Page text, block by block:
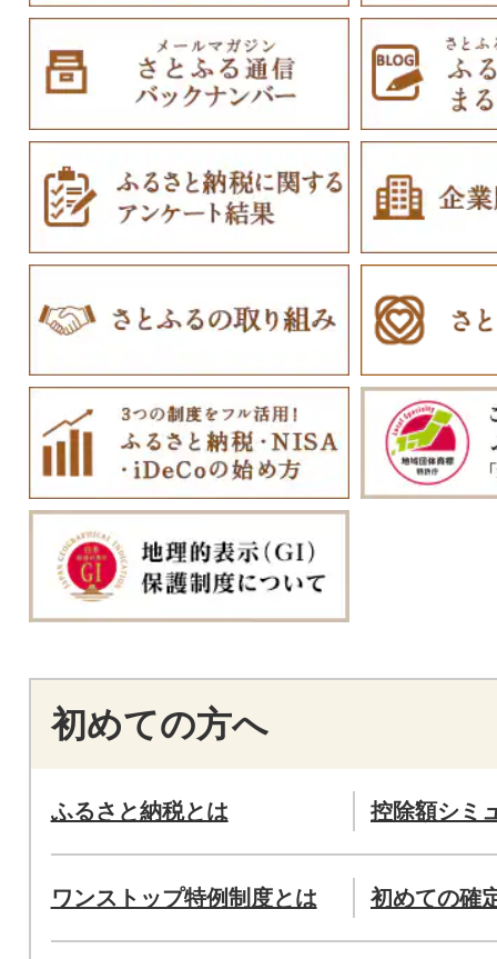
初めての方へ
ふるさと納税とは 控除額シミ
ワンストップ特例制度とは 初めての確